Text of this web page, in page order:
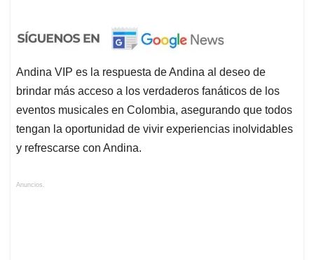
Andina VIP es la respuesta de Andina al deseo de
brindar más acceso a los verdaderos fanáticos de los
eventos musicales en Colombia, asegurando que todos
tengan la oportunidad de vivir experiencias inolvidables
y refrescarse con Andina.
Anuncios.